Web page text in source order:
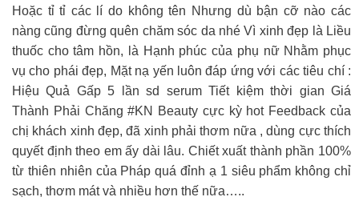
Hoặc tỉ tỉ các lí do không tên Nhưng dù bận cỡ nào các
nàng cũng đừng quên chăm sóc da nhé Vì xinh đẹp là Liều
thuốc cho tâm hồn, là Hạnh phúc của phụ nữ Nhằm phục
vụ cho phái đẹp, Mặt nạ yến luôn đáp ứng với các tiêu chí :
Hiệu Quả Gấp 5 lần sd serum Tiết kiệm thời gian Giá
Thành Phải Chăng #KN Beauty cực kỳ hot Feedback của
chị khách xinh đẹp, đã xinh phải thơm nữa , dùng cực thích
quyết định theo em ấy dài lâu. Chiết xuất thành phần 100%
từ thiên nhiên của Pháp quá đỉnh ạ 1 siêu phẩm không chỉ
sạch, thơm mát và nhiều hơn thế nữa…..